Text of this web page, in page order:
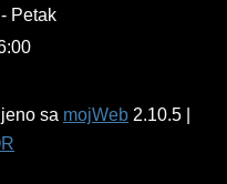
Petak
sa mojWeb 2.10.5 |